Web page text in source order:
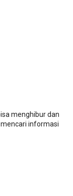
menghibur dan
informasi